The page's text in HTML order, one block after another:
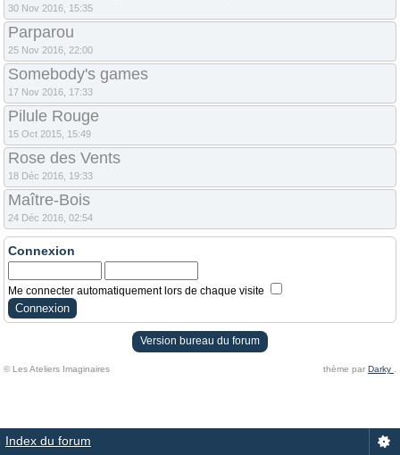
30 Nov 2016, 15:35
Parparou
25 Nov 2016, 22:00
Somebody's games
17 Nov 2016, 17:33
Pilule Rouge
15 Oct 2015, 15:49
Rose des Vents
18 Déc 2016, 19:33
Maître-Bois
24 Déc 2016, 02:54
Connexion
Me connecter automatiquement lors de chaque visite
Version bureau du forum
© Les Ateliers Imaginaires thème par Darky
Index du forum